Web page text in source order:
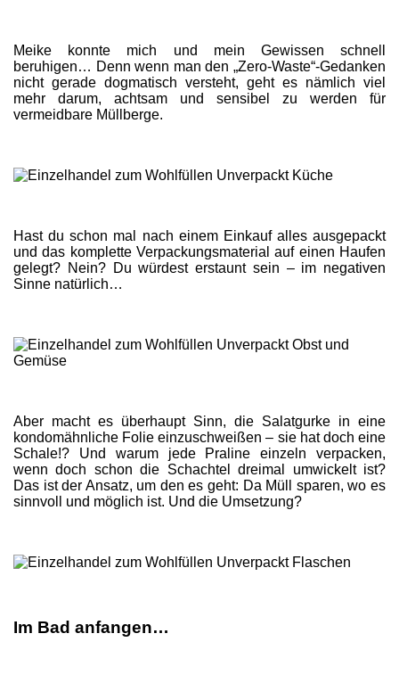
Meike konnte mich und mein Gewissen schnell
beruhigen… Denn wenn man den „Zero-Waste“-Gedanken
nicht gerade dogmatisch versteht, geht es nämlich viel
mehr darum, achtsam und sensibel zu werden für
vermeidbare Müllberge.
Hast du schon mal nach einem Einkauf alles ausgepackt
und das komplette Verpackungsmaterial auf einen Haufen
gelegt? Nein? Du würdest erstaunt sein – im negativen
Sinne natürlich…
Aber macht es überhaupt Sinn, die Salatgurke in eine
kondomähnliche Folie einzuschweißen – sie hat doch eine
Schale!? Und warum jede Praline einzeln verpacken,
wenn doch schon die Schachtel dreimal umwickelt ist?
Das ist der Ansatz, um den es geht: Da Müll sparen, wo es
sinnvoll und möglich ist. Und die Umsetzung?
Im Bad anfangen…